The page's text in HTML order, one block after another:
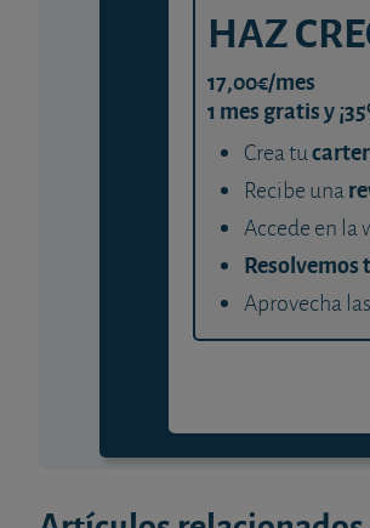
HAZ
17,00€/mes
1 mes gratis y
Crea tu
Recibe una
Accede en la
Resolvemos
Aprovecha las